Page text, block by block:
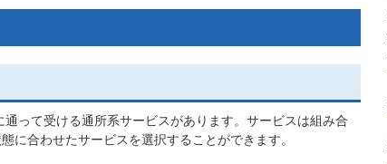
って受ける通所系サービスがあります。サービスは組み合
に合わせたサービスを選択することができます。